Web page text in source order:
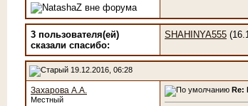
3 пользователя(ей)
сказали cпасибо:
SHAHINYA555
19.12.2016, 06:28
Захарова А.А.
Местный
Re: